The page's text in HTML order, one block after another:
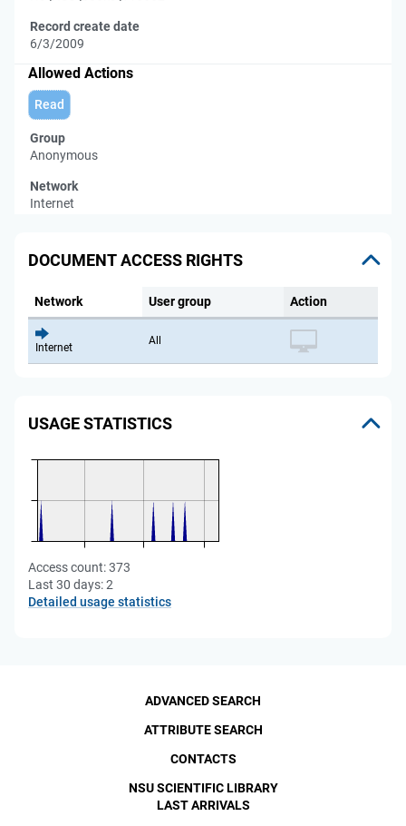
Record create date
6/3/2009
Allowed Actions
Read
Group
Anonymous
Network
Internet
DOCUMENT ACCESS RIGHTS
Network User group Action
Internet
All
USAGE STATISTICS
Access count:373
Last 30 days:2
Detailed usage statistics
ADVANCED SEARCH
ATTRIBUTE SEARCH
CONTACTS
NSU SCIENTIFIC LIBRARY
LAST ARRIVALS